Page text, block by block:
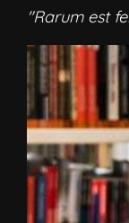
"Rarum est